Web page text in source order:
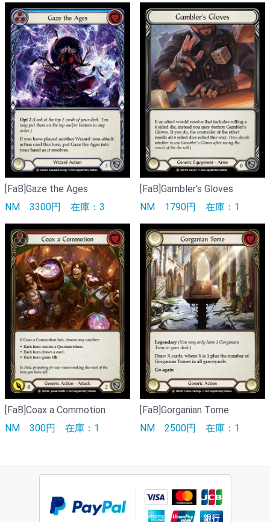
[FaB]Gaze the Ages
NM 3300円 在庫：3
[FaB]Gambler's Gloves
NM 1790円 在庫：1
[FaB]Coax a Commotion
NM 300円 在庫：1
[FaB]Gorganian Tome
NM 2500円 在庫：1